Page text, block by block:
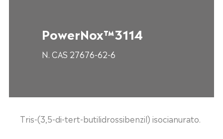
PowerNox™3114
N. CAS 27676-62-6
Tris-(3,5-di-tert-butilidrossibenzil) isocianurato.